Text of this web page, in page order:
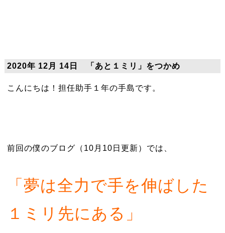
2020年 12月 14日 「あと１ミリ」をつかめ
こんにちは！担任助手１年の手島です。
前回の僕のブログ（10月10日更新）では、
「夢は全力で手を伸ばした
１ミリ先にある」